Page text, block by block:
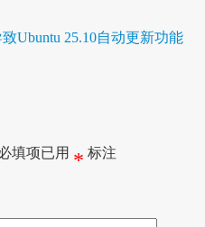
Ubuntu 25.10自动更新功能
填项已用 * 标注